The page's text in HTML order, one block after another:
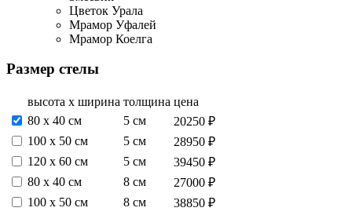
Цветок Урала
Мрамор Уфалей
Мрамор Коелга
Размер стелы
высота х ширина толщина цена
80 х 40 см
5 см
20250 ₽
100 х 50 см
5 см
28950 ₽
120 х 60 см
5 см
39450 ₽
80 х 40 см
8 см
27000 ₽
100 х 50 см
8 см
38850 ₽